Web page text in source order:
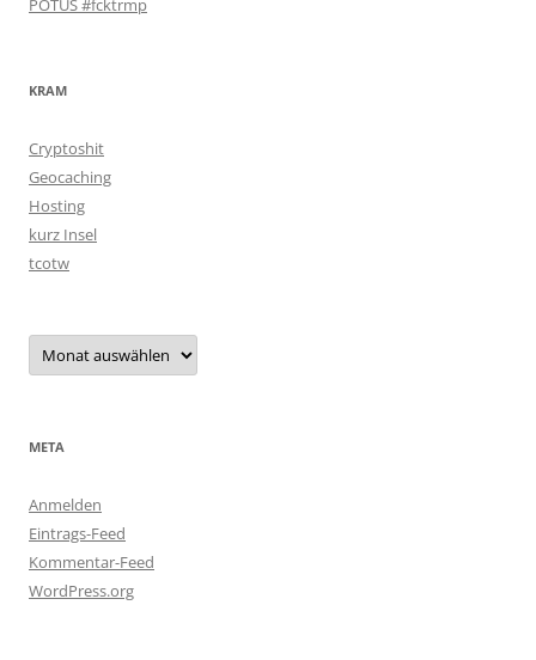
POTUS #fcktrmp
KRAM
Cryptoshit
Geocaching
Hosting
kurz Insel
tcotw
Archiv
META
Anmelden
Eintrags-Feed
Kommentar-Feed
WordPress.org